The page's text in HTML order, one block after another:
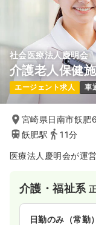
社会医療法人慶明会
介護老人保健
エージェント求人 車
宮崎県日南市飫肥
飫肥駅
11分
医療法人慶明会が運
介護・福祉系
日勤のみ（常勤）